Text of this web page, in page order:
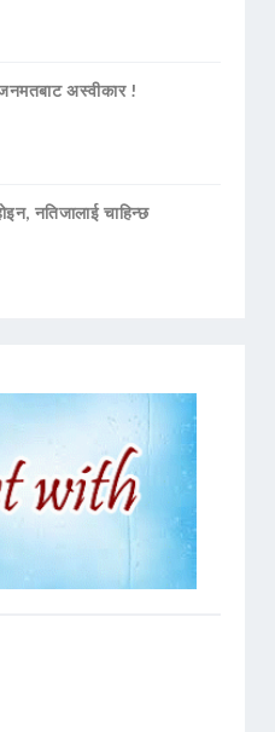
अस्वीकार !
नतिजालाई चाहिन्छ